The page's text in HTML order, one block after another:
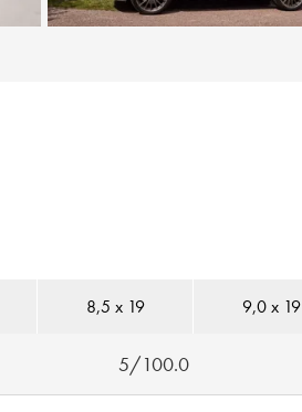
8,5 x 19 9,0 x 19
5/100.0